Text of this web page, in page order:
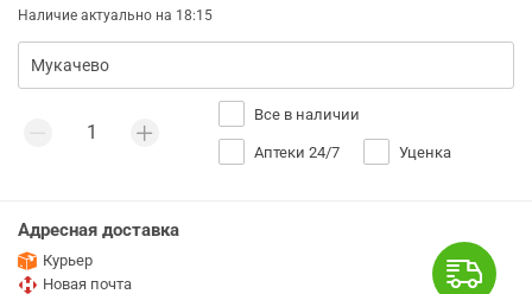
Наличие актуально на 18:15
Все в наличии
Аптеки 24/7 Уценка
Адресная доставка
Курьер
Новая почта